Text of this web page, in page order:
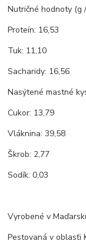
Nutričné hodnoty (g
Proteín: 16,53
Tuk: 11,10
Sacharidy: 16,56
Nasýtené mastné
Cukor: 13,79
Vláknina: 39,58
Škrob: 2,77
Sodík: 0,03
Vyrobené v
Pestovaná v oblasťi